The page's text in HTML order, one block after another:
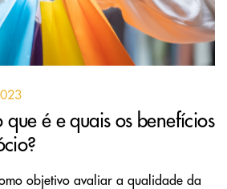
que é e quais os benefícios
objetivo avaliar a qualidade da